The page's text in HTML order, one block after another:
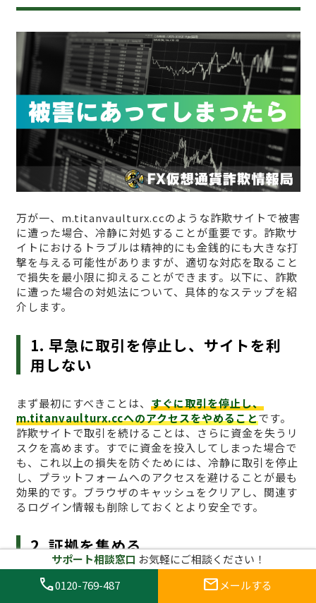
万が一、m.titanvaulturx.ccのような詐欺サイトで被害
に遭った場合、冷静に対処することが重要です。詐欺サ
イトにおけるトラブルは精神的にも金銭的にも大きな打
撃を与える可能性がありますが、適切な対応を取ること
で損失を最小限に抑えることができます。以下に、詐欺
に遭った場合の対処法について、具体的なステップを紹
介します。
1. 早急に取引を停止し、サイトを利
用しない
まず最初にすべきことは、 すぐに取引を停止し、
m.titanvaulturx.ccへのアクセスをやめることです。
詐欺サイトで取引を続けることは、さらに資金を失うリ
スクを高めます。すでに資金を投入してしまった場合で
も、これ以上の損失を防ぐためには、冷静に取引を停止
し、プラットフォームへのアクセスを避けることが最も
効果的です。ブラウザのキャッシュをクリアし、関連す
るログイン情報も削除しておくとより安全です。
2. 証拠を集める
詐欺に遭った場合、証拠を集めることが非常に重要
サポート相談窓口 お気軽にご相談ください！
call0120-769-487 mail メールする